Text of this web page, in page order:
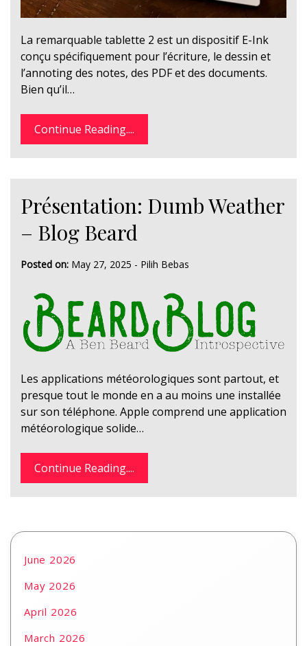
La remarquable tablette 2 est un dispositif E-Ink
conçu spécifiquement pour l’écriture, le dessin et
l’annoting des notes, des PDF et des documents.
Bien qu’il…
Continue Reading....
Présentation: Dumb Weather
– Blog Beard
Posted on: May 27, 2025 - Pilih Bebas
Les applications météorologiques sont partout, et
presque tout le monde en a au moins une installée
sur son téléphone. Apple comprend une application
météorologique solide…
Continue Reading....
June 2026
May 2026
April 2026
March 2026